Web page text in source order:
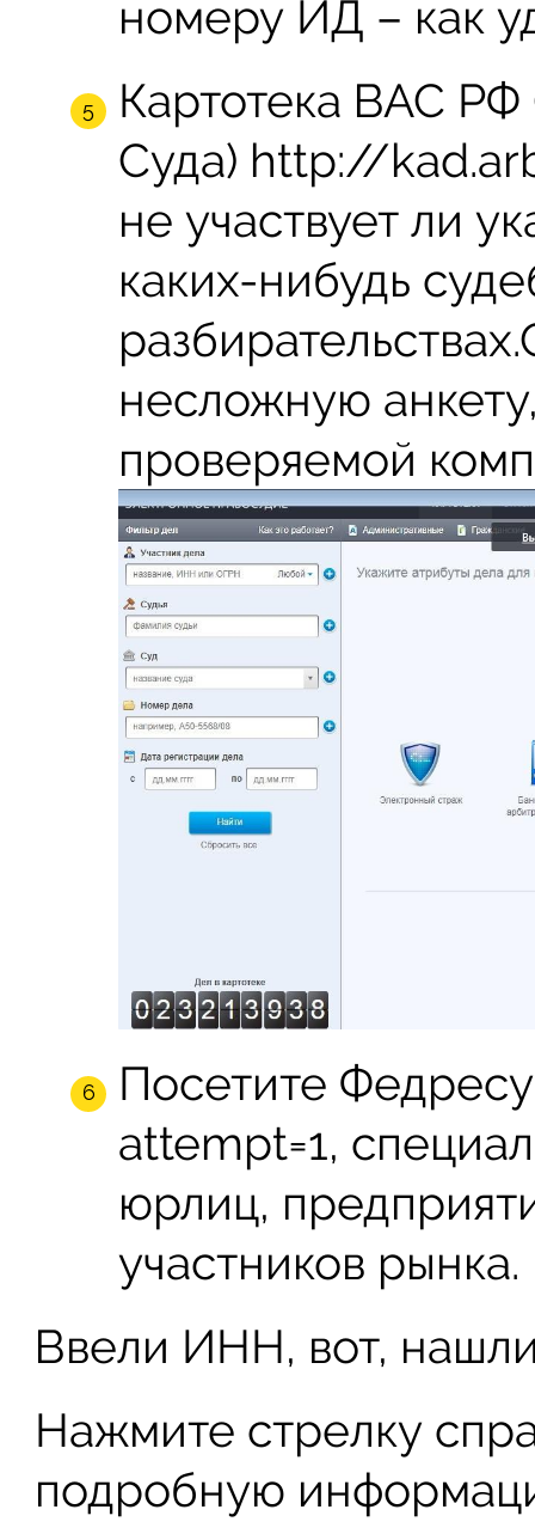
номеру ИД – как
Картотека ВАС
Суда) http://
не участвует ли
каких-нибудь
несложную
проверяемой
Посетите
attempt=1,
юрлиц,
участников рынка.
Ввели ИНН, вот,
Нажмите стрелку
подробную